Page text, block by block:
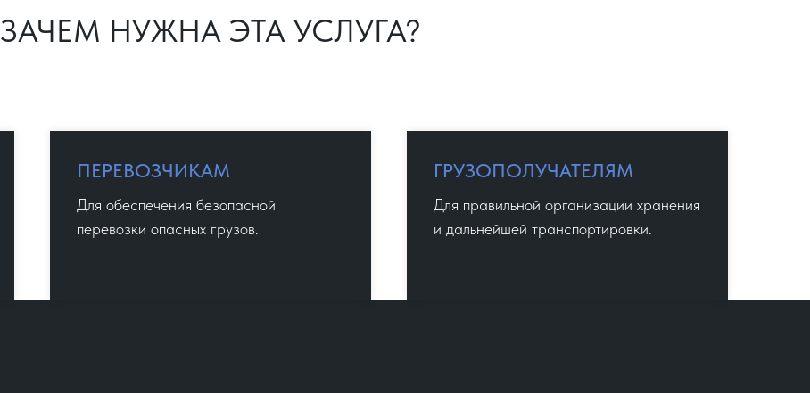
ЗАЧЕМ НУЖНА ЭТА УСЛУГА?
ПЕРЕВОЗЧИКАМ
Для обеспечения безопасной
перевозки опасных грузов.
ГРУЗОПОЛУЧАТЕЛЯМ
Для правильной организации хранения
и дальнейшей транспортировки.